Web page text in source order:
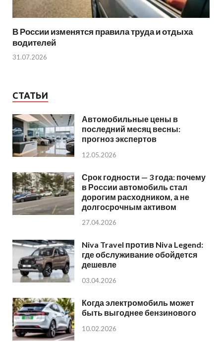
В России изменятся правила труда и отдыха
водителей
31.07.2026
СТАТЬИ
Автомобильные цены в
последний месяц весны:
прогноз экспертов
12.05.2026
Срок годности — 3 года: почему
в России автомобиль стал
дорогим расходником, а не
долгосрочным активом
27.04.2026
Niva Travel против Niva Legend:
где обслуживание обойдется
дешевле
03.04.2026
Когда электромобиль может
быть выгоднее бензинового
10.02.2026